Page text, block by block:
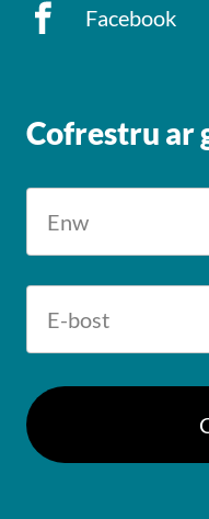
Facebook
Cofrestru ar